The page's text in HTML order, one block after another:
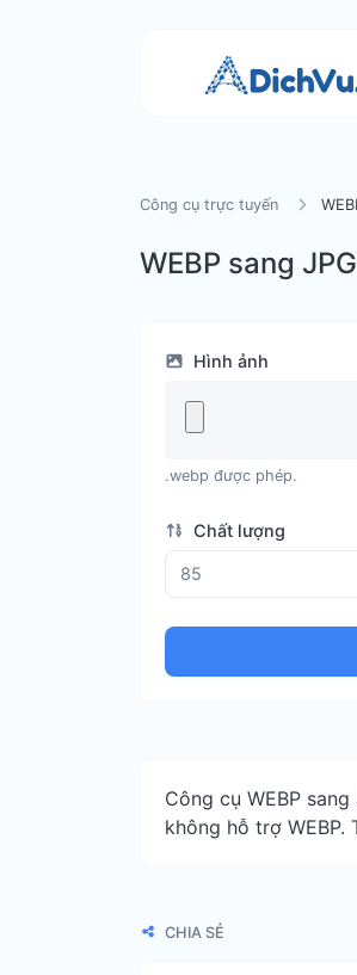
Công cụ trực tuyến
WEBP sang JPG
Hình ảnh
.webp được phép.
Chất lượng
Công cụ WEBP
không hỗ trợ WEBP.
CHIA SẺ